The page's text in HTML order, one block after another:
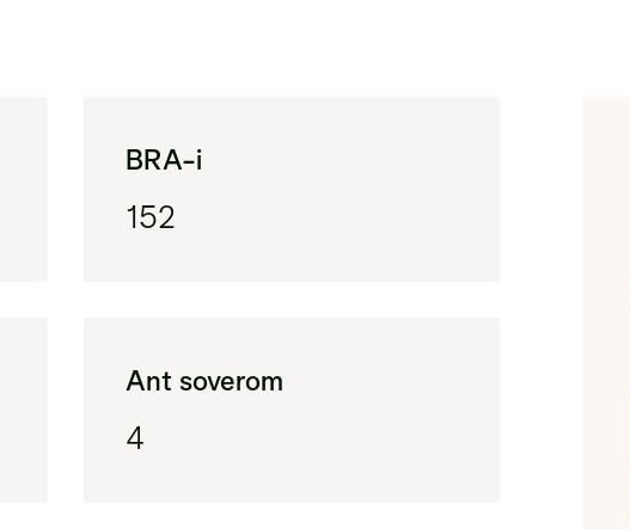
BRA-i
152
Ant soverom
4